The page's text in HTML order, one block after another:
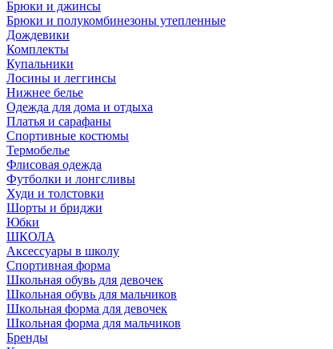
Брюки и джинсы
Брюки и полукомбинезоны утепленные
Дождевики
Комплекты
Купальники
Лосины и леггинсы
Нижнее белье
Одежда для дома и отдыха
Платья и сарафаны
Спортивные костюмы
Термобелье
Флисовая одежда
Футболки и лонгсливы
Худи и толстовки
Шорты и бриджи
Юбки
ШКОЛА
Аксессуары в школу
Спортивная форма
Школьная обувь для девочек
Школьная обувь для мальчиков
Школьная форма для девочек
Школьная форма для мальчиков
Бренды